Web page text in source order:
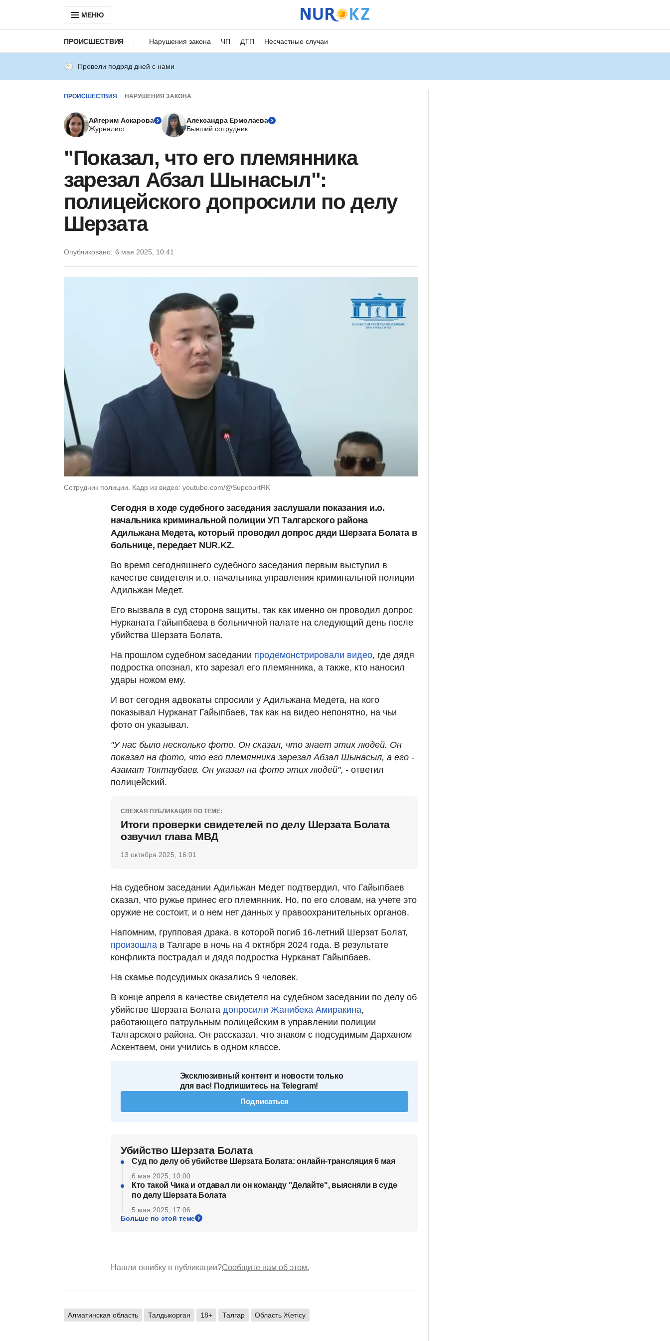
МЕНЮ
ПРОИСШЕСТВИЯ Нарушения закона ЧП ДТП Несчастные случаи
Провели подряд дней с нами
ПРОИСШЕСТВИЯ НАРУШЕНИЯ ЗАКОНА
Айгерим Аскарова
Журналист
Александра Ермолаева
Бывший сотрудник
"Показал, что его племянника
зарезал Абзал Шынасыл":
полицейского допросили по делу
Шерзата
Опубликовано: 6 мая 2025, 10:41
Сотрудник полиции. Кадр из видео: youtube.com/@SupcourtRK
Сегодня в ходе судебного заседания заслушали показания и.о.
начальника криминальной полиции УП Талгарского района
Адильжана Медета, который проводил допрос дяди Шерзата Болата в
больнице, передает NUR.KZ.
Во время сегодняшнего судебного заседания первым выступил в
качестве свидетеля и.о. начальника управления криминальной полиции
Адильжан Медет.
Его вызвала в суд сторона защиты, так как именно он проводил допрос
Нурканата Гайыпбаева в больничной палате на следующий день после
убийства Шерзата Болата.
На прошлом судебном заседании продемонстрировали видео, где дядя
подростка опознал, кто зарезал его племянника, а также, кто наносил
удары ножом ему.
И вот сегодня адвокаты спросили у Адильжана Медета, на кого
показывал Нурканат Гайыпбаев, так как на видео непонятно, на чьи
фото он указывал.
"У нас было несколько фото. Он сказал, что знает этих людей. Он
показал на фото, что его племянника зарезал Абзал Шынасыл, а его -
Азамат Токтаубаев. Он указал на фото этих людей", - ответил
полицейский.
СВЕЖАЯ ПУБЛИКАЦИЯ ПО ТЕМЕ:
Итоги проверки свидетелей по делу Шерзата Болата
озвучил глава МВД
13 октября 2025, 16:01
На судебном заседании Адильжан Медет подтвердил, что Гайыпбаев
сказал, что ружье принес его племянник. Но, по его словам, на учете это
оружие не состоит, и о нем нет данных у правоохранительных органов.
Напомним, групповая драка, в которой погиб 16-летний Шерзат Болат,
произошла в Талгаре в ночь на 4 октября 2024 года. В результате
конфликта пострадал и дядя подростка Нурканат Гайыпбаев.
На скамье подсудимых оказались 9 человек.
В конце апреля в качестве свидетеля на судебном заседании по делу об
убийстве Шерзата Болата допросили Жанибека Амиракина,
работающего патрульным полицейским в управлении полиции
Талгарского района. Он рассказал, что знаком с подсудимым Дарханом
Аскентаем, они учились в одном классе.
Эксклюзивный контент и новости только
для вас! Подпишитесь на Telegram!
Подписаться
Убийство Шерзата Болата
Суд по делу об убийстве Шерзата Болата: онлайн-трансляция 6 мая
6 мая 2025, 10:00
Кто такой Чика и отдавал ли он команду "Делайте", выясняли в суде
по делу Шерзата Болата
5 мая 2025, 17:06
Больше по этой теме
Нашли ошибку в публикации?Сообщите нам об этом.
Алматинская область Талдыкорган 18+ Талгар Область Жетісу